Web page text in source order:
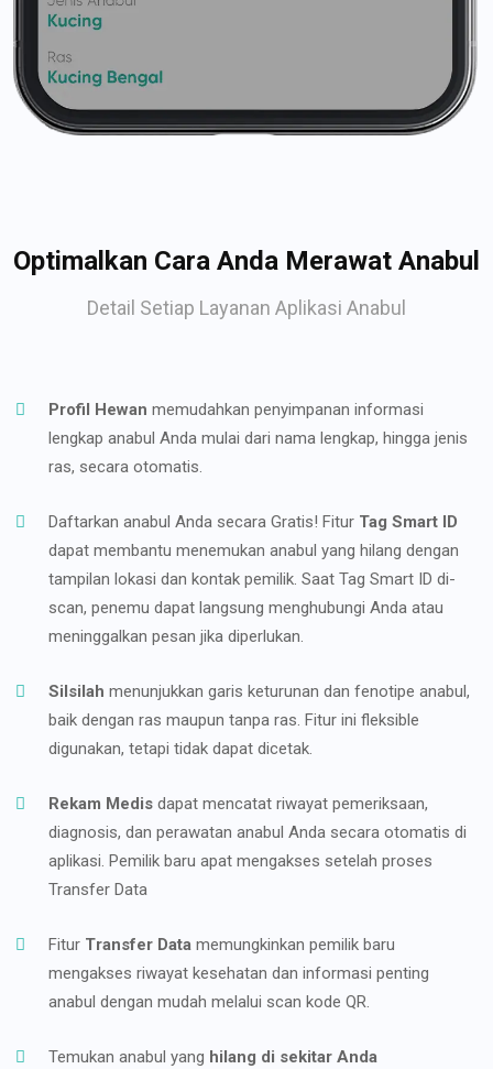
Optimalkan Cara Anda Merawat Anabul
Detail Setiap Layanan Aplikasi Anabul
Profil Hewan memudahkan penyimpanan informasi
lengkap anabul Anda mulai dari nama lengkap, hingga jenis
ras, secara otomatis.
Daftarkan anabul Anda secara Gratis! Fitur Tag Smart ID
dapat membantu menemukan anabul yang hilang dengan
tampilan lokasi dan kontak pemilik. Saat Tag Smart ID di-
scan, penemu dapat langsung menghubungi Anda atau
meninggalkan pesan jika diperlukan.
Silsilah menunjukkan garis keturunan dan fenotipe anabul,
baik dengan ras maupun tanpa ras. Fitur ini fleksible
digunakan, tetapi tidak dapat dicetak.
Rekam Medis dapat mencatat riwayat pemeriksaan,
diagnosis, dan perawatan anabul Anda secara otomatis di
aplikasi. Pemilik baru apat mengakses setelah proses
Transfer Data
Fitur Transfer Data memungkinkan pemilik baru
mengakses riwayat kesehatan dan informasi penting
anabul dengan mudah melalui scan kode QR.
Temukan anabul yang hilang di sekitar Anda